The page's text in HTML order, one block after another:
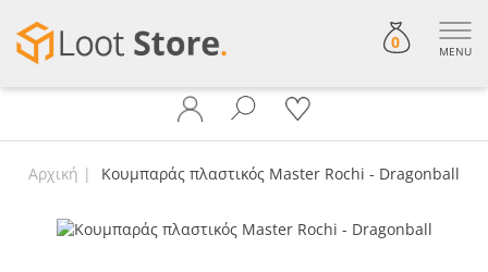
0 MENU
Αρχική Κουμπαράς πλαστικός Master Rochi - Dragonball